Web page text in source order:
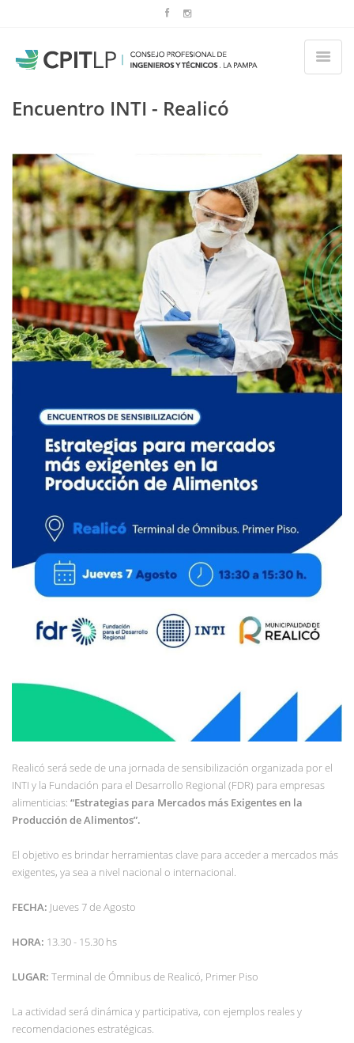
Encuentro INTI - Realicó
Realicó será sede de una jornada de sensibilización organizada por el
INTI y la Fundación para el Desarrollo Regional (FDR) para empresas
alimenticias: “Estrategias para Mercados más Exigentes en la
Producción de Alimentos”.
El objetivo es brindar herramientas clave para acceder a mercados más
exigentes, ya sea a nivel nacional o internacional.
FECHA: Jueves 7 de Agosto
HORA: 13.30 - 15.30 hs
LUGAR: Terminal de Ómnibus de Realicó, Primer Piso
La actividad será dinámica y participativa, con ejemplos reales y
recomendaciones estratégicas.